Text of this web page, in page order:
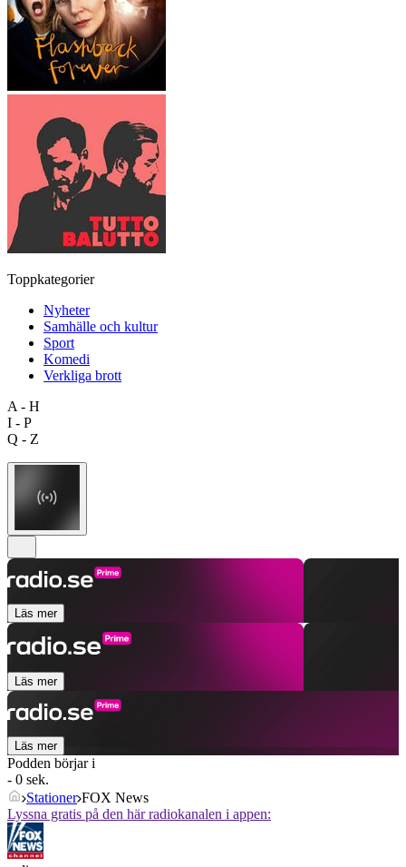
Toppkategorier
Nyheter
Samhälle och kultur
Sport
Komedi
Verkliga brott
A - H
I - P
Q - Z
Läs mer
Läs mer
Läs mer
Podden börjar i
- 0 sek.
Stationer FOX News
Lyssna gratis på den här radiokanalen i appen: